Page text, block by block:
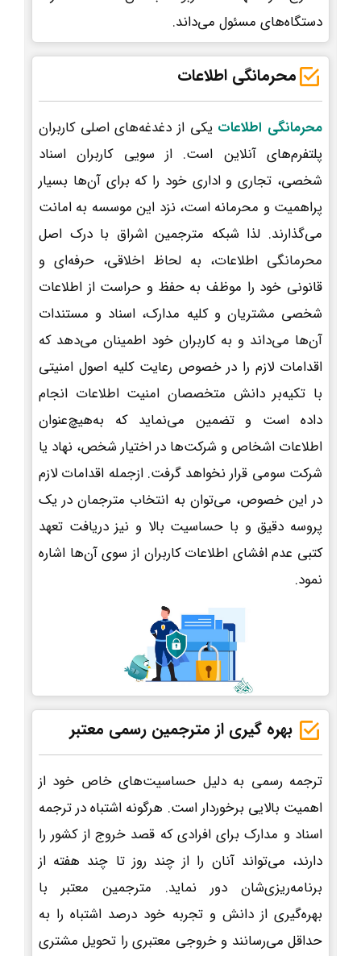
دستگاه‌های مسئول می‌داند.
محرمانگی اطلاعات
محرمانگی اطلاعات یکی از دغدغه‌های اصلی کاربران
پلتفرم‌های آنلاین است. از سویی کاربران اسناد
شخصی، تجاری و اداری خود را که برای آن‌ها بسیار
پراهمیت و محرمانه است، نزد این موسسه به امانت
می‌گذارند. لذا شبکه مترجمین اشراق با درک اصل
محرمانگی اطلاعات، به لحاظ اخلاقی، حرفه‌ای و
قانونی خود را موظف به حفظ و حراست از اطلاعات
شخصی مشتریان و کلیه مدارک، اسناد و مستندات
آن‌ها می‌داند و به کاربران خود اطمینان می‌دهد که
اقدامات لازم را در خصوص رعایت کلیه اصول امنیتی
با تکیه‌بر دانش متخصصان امنیت اطلاعات انجام
داده است و تضمین می‌نماید که به‌هیچ‌عنوان
اطلاعات اشخاص و شرکت‌ها در اختیار شخص، نهاد یا
شرکت سومی قرار نخواهد گرفت. ازجمله اقدامات لازم
در این خصوص، می‌توان به انتخاب مترجمان در یک
پروسه دقیق و با حساسیت بالا و نیز دریافت تعهد
کتبی عدم افشای اطلاعات کاربران از سوی آن‌ها اشاره
نمود.
بهره گیری از مترجمین رسمی معتبر
ترجمه رسمی به دلیل حساسیت‌های خاص خود از
اهمیت بالایی برخوردار است. هرگونه اشتباه در ترجمه
اسناد و مدارک برای افرادی که قصد خروج از کشور را
دارند، می‌تواند آنان را از چند روز تا چند هفته از
برنامه‌ریزی‌شان دور نماید. مترجمین معتبر با
بهره‌گیری از دانش و تجربه خود درصد اشتباه را به
حداقل می‌رسانند و خروجی معتبری را تحویل مشتری